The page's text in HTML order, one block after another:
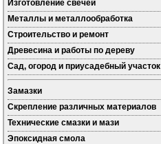
Изготовление свечей
Металлы и металлообработка
Строительство и ремонт
Древесина и работы по дереву
Сад, огород и приусадебный участок
Замазки
Скрепление различных материалов
Технические смазки и мази
Эпоксидная смола